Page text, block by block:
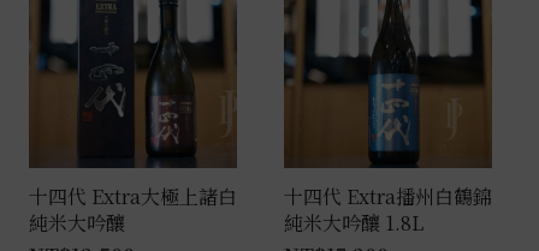
十四代 Extra大極上諸白
純米大吟釀
十四代 Extra播州白鶴錦
純米大吟釀 1.8L